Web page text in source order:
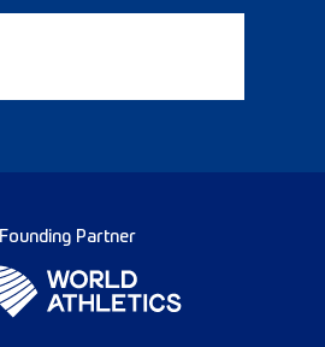
Founding Partner